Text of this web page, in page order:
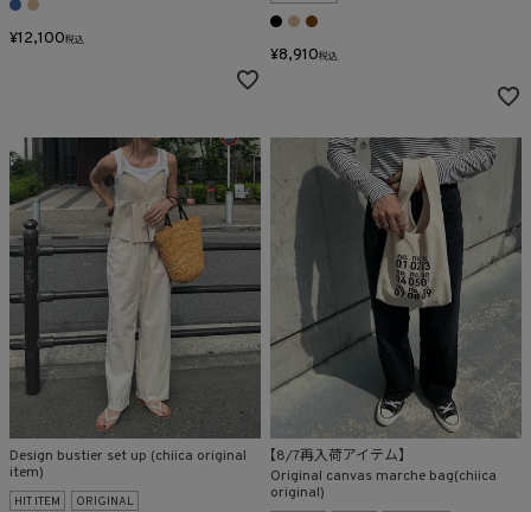
¥12,100税込
¥8,910税込
Design bustier set up (chiica original
item)
HIT ITEM ORIGINAL
【8/7再入荷アイテム】
Original canvas marche bag(chiica
original)